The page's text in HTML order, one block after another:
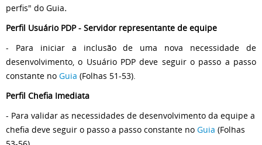
perfis" do Guia.
Perfil Usuário PDP - Servidor representante de equipe
- Para iniciar a inclusão de uma nova necessidade de
desenvolvimento, o Usuário PDP deve seguir o passo a passo
constante no Guia (Folhas 51-53).
Perfil Chefia Imediata
- Para validar as necessidades de desenvolvimento da equipe a
chefia deve seguir o passo a passo constante no Guia (Folhas